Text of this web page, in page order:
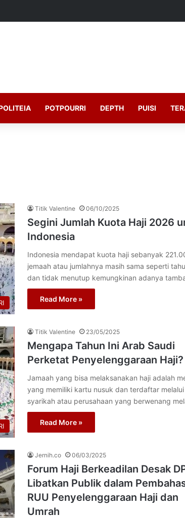
POTPOURRI DEPTH PUISI
Titik Valentine 06/10/2025
Segini Jumlah Kuota Haji 2026
Indonesia
Indonesia mendapat kuota haji sebanyak
jemaah atau jumlahnya masih sama seperti
dan tidak menutup kemungkinan adanya
Read More »
Titik Valentine 23/05/2025
Mengapa Tahun Ini Arab Saudi
Perketat Penyelenggaraan Haji?
Jamaah yang bisa melaksanakan haji adalah
yang memiliki kartu nusuk dan terdaftar melalui
syarikah atau perusahaan yang berwenang
Read More »
Jernih.co 06/03/2025
Forum Haji Berkeadilan Desak
Libatkan Publik dalam
RUU Penyelenggaraan Haji dan
Umrah